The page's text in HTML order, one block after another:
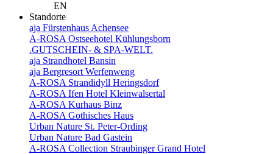
EN
Standorte
aja Fürstenhaus Achensee
A-ROSA Ostseehotel Kühlungsborn
.GUTSCHEIN- & SPA-WELT.
aja Strandhotel Bansin
aja Bergresort Werfenweng
A-ROSA Strandidyll Heringsdorf
A-ROSA Ifen Hotel Kleinwalsertal
A-ROSA Kurhaus Binz
A-ROSA Gothisches Haus
Urban Nature St. Peter-Ording
Urban Nature Bad Gastein
A-ROSA Collection Straubinger Grand Hotel